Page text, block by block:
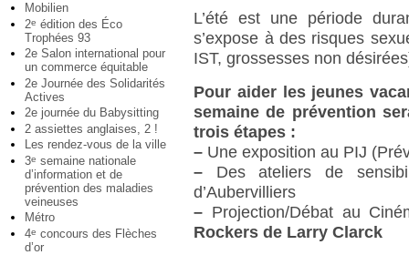
Mobilien
2e édition des Éco
Trophées 93
2e Salon international pour
un commerce équitable
2e Journée des Solidarités
Actives
2e journée du Babysitting
2 assiettes anglaises, 2 !
Les rendez-vous de la ville
3e semaine nationale
d’information et de
prévention des maladies
veineuses
Métro
4e concours des Flèches
d’or
L’été est une période
s’expose à des risques
IST, grossesses non
Pour aider les jeunes
semaine de prévention
trois étapes :
– Une exposition au PIJ
– Des ateliers de
d’Aubervilliers
– Projection/Débat au
Rockers de Larry Clarck